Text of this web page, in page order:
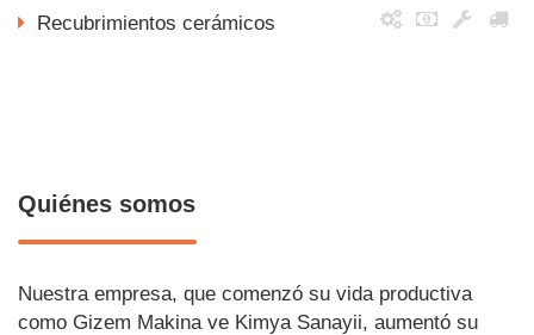
Recubrimientos cerámicos
Quiénes somos
Nuestra empresa, que comenzó su vida productiva
como Gizem Makina ve Kimya Sanayii, aumentó su